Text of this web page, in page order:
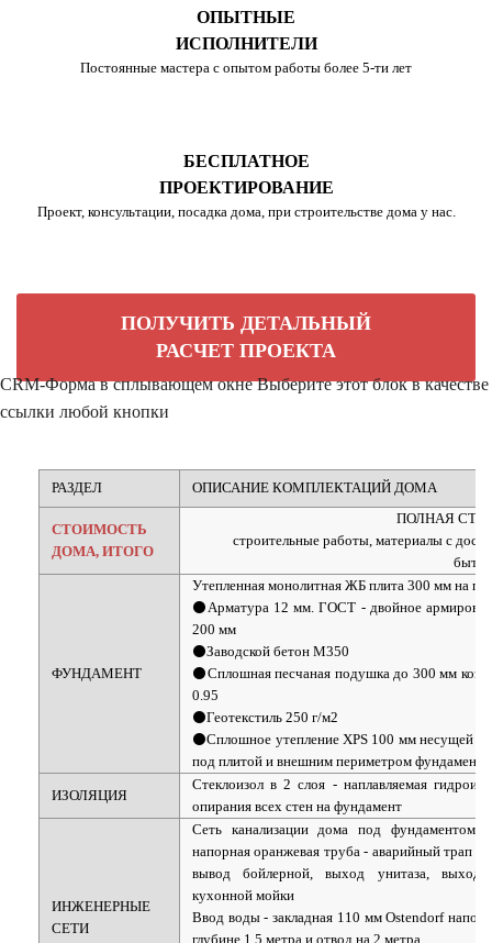
ОПЫТНЫЕ
ИСПОЛНИТЕЛИ
Постоянные мастера с опытом работы более 5-ти лет
БЕСПЛАТНОЕ
ПРОЕКТИРОВАНИЕ
Проект, консультации, посадка дома, при строительстве дома у нас.
ПОЛУЧИТЬ ДЕТАЛЬНЫЙ
РАСЧЕТ ПРОЕКТА
CRM-Форма в сплывающем окне Выберите этот блок в качестве
ссылки любой кнопки
РАЗДЕЛ ОПИСАНИЕ КОМПЛЕКТАЦИЙ ДОМА
СТОИМОСТЬ
ДОМА, ИТОГО
ПОЛНАЯ
строительные работы, материалы с
ФУНДАМЕНТ
Утепленная монолитная ЖБ плита 300 мм на
⚫Арматура 12 мм. ГОСТ - двойное
200 мм
⚫Заводской бетон М350
⚫Сплошная песчаная подушка до 300 мм
0.95
⚫Геотекстиль 250 г/м2
⚫Сплошное утепление XPS 100 мм несущей
под плитой и внешним периметром фундамента
ИЗОЛЯЦИЯ
Стеклоизол в 2 слоя - наплавляемая
опирания всех стен на фундамент
ИНЖЕНЕРНЫЕ
СЕТИ
Сеть канализации дома под фундаментом
напорная оранжевая труба - аварийный трап
вывод бойлерной, выход унитаза, выход
кухонной мойки
Ввод воды- закладная 110 мм Ostendorf
глубине 1.5 метра и отвод на 2 метра